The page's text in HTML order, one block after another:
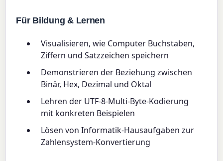
Für Bildung & Lernen
Visualisieren, wie Computer Buchstaben,
Ziffern und Satzzeichen speichern
Demonstrieren der Beziehung zwischen
Binär, Hex, Dezimal und Oktal
Lehren der UTF-8-Multi-Byte-Kodierung
mit konkreten Beispielen
Lösen von Informatik-Hausaufgaben zur
Zahlensystem-Konvertierung